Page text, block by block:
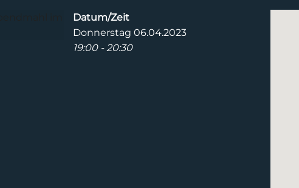
Datum/Zeit
Donnerstag 06.04.2023
19:00 - 20:30